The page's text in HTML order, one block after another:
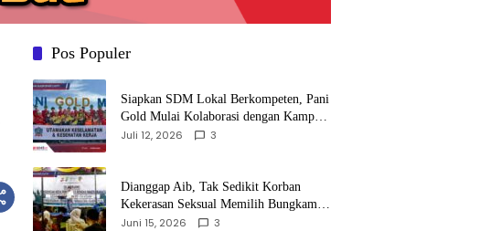
Pos Populer
‎Siapkan SDM Lokal Berkompeten, Pani
Gold Mulai Kolaborasi dengan Kampus-
kampus di Gorontalo
Juli 12, 2026 3
‎Dianggap Aib, Tak Sedikit Korban
Kekerasan Seksual Memilih Bungkam,
Malu untuk Melapor!‎
Juni 15, 2026 3